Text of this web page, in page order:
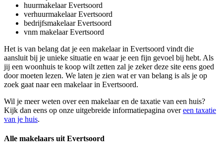
huurmakelaar Evertsoord
verhuurmakelaar Evertsoord
bedrijfsmakelaar Evertsoord
vnm makelaar Evertsoord
Het is van belang dat je een makelaar in Evertsoord vindt die
aansluit bij je unieke situatie en waar je een fijn gevoel bij hebt. Als
jij een woonhuis te koop wilt zetten zal je zeker deze site eens goed
door moeten lezen. We laten je zien wat er van belang is als je op
zoek gaat naar een makelaar in Evertsoord.
Wil je meer weten over een makelaar en de taxatie van een huis?
Kijk dan eens op onze uitgebreide informatiepagina overeen taxatie
van je huis.
Alle makelaars uit Evertsoord